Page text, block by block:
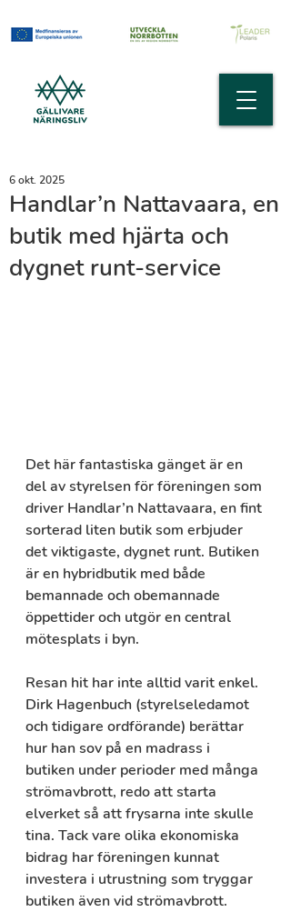
Handlar’n Nattavaara, en
butik med hjärta och
dygnet runt-service
6 okt. 2025
Det här fantastiska gänget är en
del av styrelsen för föreningen som
driver Handlar’n Nattavaara, en fint
sorterad liten butik som erbjuder
det viktigaste, dygnet runt. Butiken
är en hybridbutik med både
bemannade och obemannade
öppettider och utgör en central
mötesplats i byn.
Resan hit har inte alltid varit enkel.
Dirk Hagenbuch (styrelseledamot
och tidigare ordförande) berättar
hur han sov på en madrass i
butiken under perioder med många
strömavbrott, redo att starta
elverket så att frysarna inte skulle
tina. Tack vare olika ekonomiska
bidrag har föreningen kunnat
investera i utrustning som tryggar
butiken även vid strömavbrott.